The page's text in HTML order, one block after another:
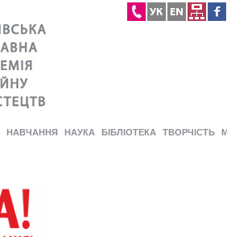
НАВЧАННЯ НАУКА БІБЛІОТЕКА ТВОРЧІСТЬ